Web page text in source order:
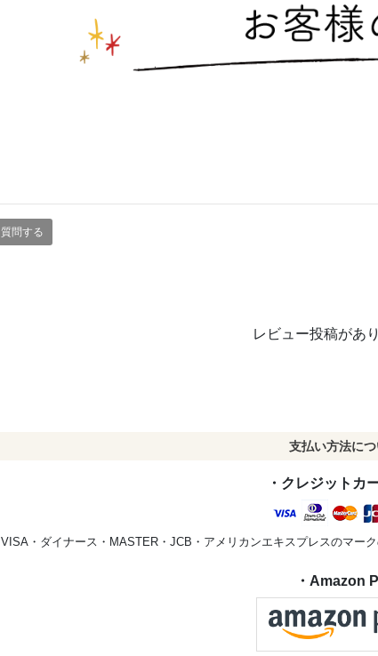
質問する
レビュー投稿があ
支払い方法に
・クレジットカ
VISA・ダイナース・MASTER・JCB・アメリカンエキスプレスのマー
・Amazon